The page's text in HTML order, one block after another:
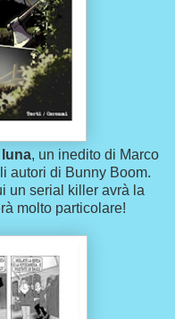
, un inedito di Marco
autori di Bunny Boom.
un serial killer avrà la
molto particolare!